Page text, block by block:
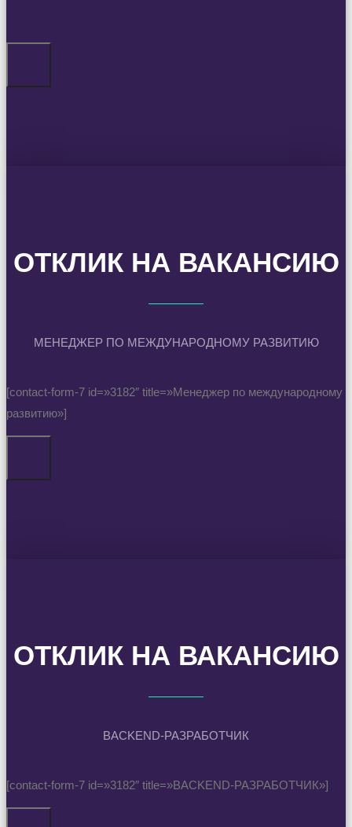
ОТКЛИК НА ВАКАНСИЮ
МЕНЕДЖЕР ПО МЕЖДУНАРОДНОМУ РАЗВИТИЮ
[contact-form-7 id=»3182″ title=»Менеджер по международному
развитию»]
ОТКЛИК НА ВАКАНСИЮ
BACKEND-РАЗРАБОТЧИК
[contact-form-7 id=»3182″ title=»BACKEND-РАЗРАБОТЧИК»]